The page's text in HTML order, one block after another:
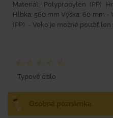
Materiál: Polypropylén (PP)
Hĺbka: 560 mm Výška: 60 mm
(PP). - Veko je možné použiť len
Typové číslo